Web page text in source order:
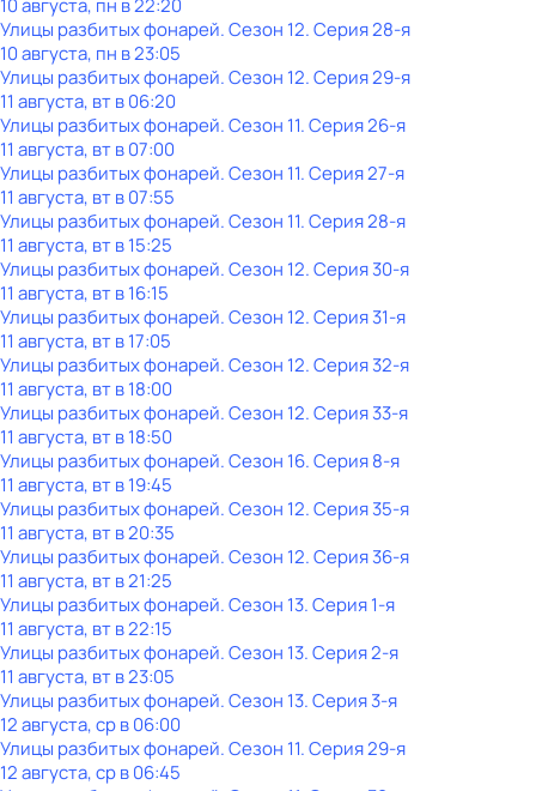
10 августа, пн в 22:20
Улицы разбитых фонарей. Сезон 12. Серия 28-я
10 августа, пн в 23:05
Улицы разбитых фонарей. Сезон 12. Серия 29-я
11 августа, вт в 06:20
Улицы разбитых фонарей. Сезон 11. Серия 26-я
11 августа, вт в 07:00
Улицы разбитых фонарей. Сезон 11. Серия 27-я
11 августа, вт в 07:55
Улицы разбитых фонарей. Сезон 11. Серия 28-я
11 августа, вт в 15:25
Улицы разбитых фонарей. Сезон 12. Серия 30-я
11 августа, вт в 16:15
Улицы разбитых фонарей. Сезон 12. Серия 31-я
11 августа, вт в 17:05
Улицы разбитых фонарей. Сезон 12. Серия 32-я
11 августа, вт в 18:00
Улицы разбитых фонарей. Сезон 12. Серия 33-я
11 августа, вт в 18:50
Улицы разбитых фонарей. Сезон 16. Серия 8-я
11 августа, вт в 19:45
Улицы разбитых фонарей. Сезон 12. Серия 35-я
11 августа, вт в 20:35
Улицы разбитых фонарей. Сезон 12. Серия 36-я
11 августа, вт в 21:25
Улицы разбитых фонарей. Сезон 13. Серия 1-я
11 августа, вт в 22:15
Улицы разбитых фонарей. Сезон 13. Серия 2-я
11 августа, вт в 23:05
Улицы разбитых фонарей. Сезон 13. Серия 3-я
12 августа, ср в 06:00
Улицы разбитых фонарей. Сезон 11. Серия 29-я
12 августа, ср в 06:45